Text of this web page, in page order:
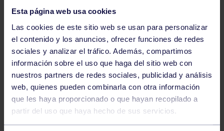
Esta página web usa cookies
Las cookies de este sitio web se usan para personalizar
el contenido y los anuncios, ofrecer funciones de redes
sociales y analizar el tráfico. Además, compartimos
información sobre el uso que haga del sitio web con
nuestros partners de redes sociales, publicidad y análisis
web, quienes pueden combinarla con otra información
que les haya proporcionado o que hayan recopilado a
partir del uso que haya hecho de sus servicios.
Ajedrez 07 Ago 2026
EL GRUPO COMPITE EN VÍCAR